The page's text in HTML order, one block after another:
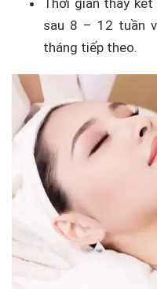
Thời gian thấy
sau 8 – 12 tuần
tháng tiếp theo.